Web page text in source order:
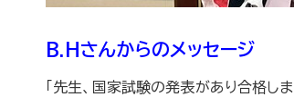
B.Hさんからのメッセージ
「先生、国家試験の発表があり合格